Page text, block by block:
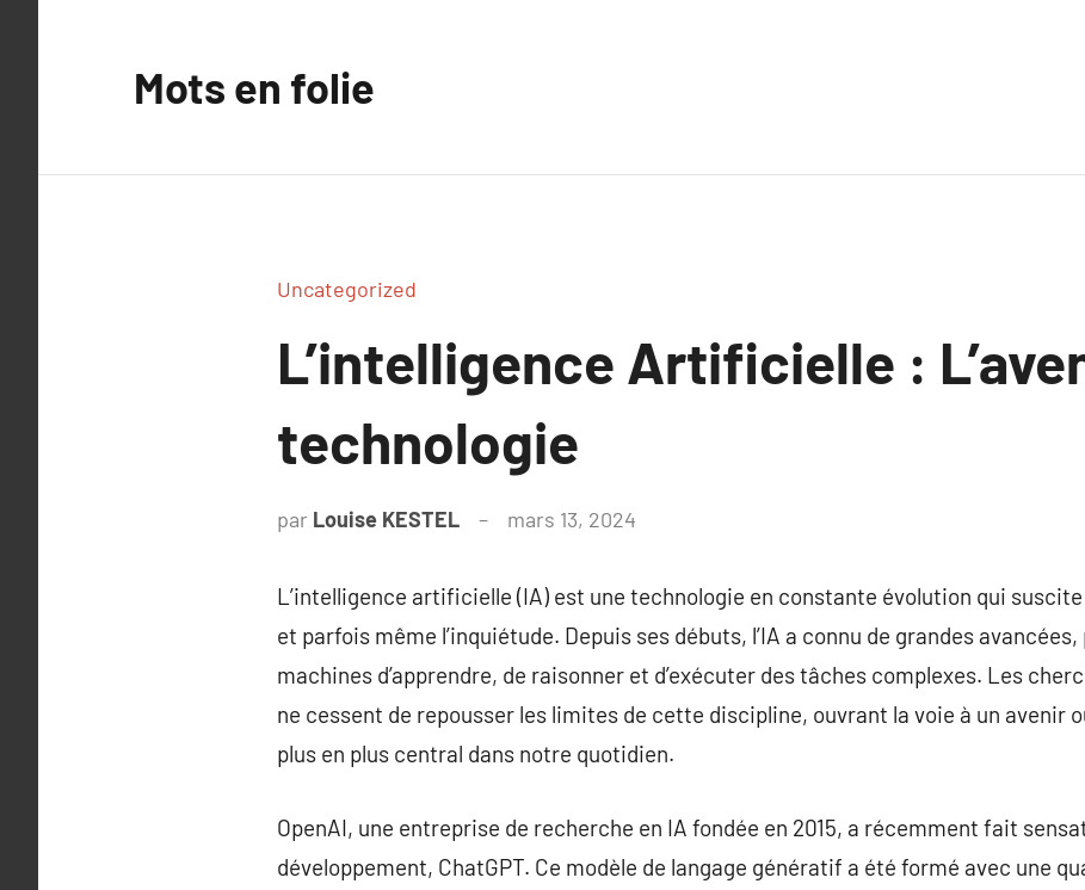
Mots en folie
Uncategorized
L’intelligence Artificielle :
technologie
par Louise KESTEL mars 13, 2024
L’intelligence artificielle (IA) est une technologie en constante évolution qui suscite
et parfois même l’inquiétude. Depuis ses débuts, l’IA a connu de grandes
machines d’apprendre, de raisonner et d’exécuter des tâches complexes. Les
ne cessent de repousser les limites de cette discipline, ouvrant la voie à un avenir
plus en plus central dans notre quotidien.
OpenAI, une entreprise de recherche en IA fondée en 2015, a récemment fait
développement, ChatGPT. Ce modèle de langage génératif a été formé avec une